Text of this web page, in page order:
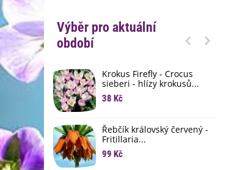
Výběr pro aktuální
období
Krokus Firefly - Crocus
sieberi - hlízy krokusů...
38 Kč
Řebčík královský červený -
Fritillaria...
99 Kč